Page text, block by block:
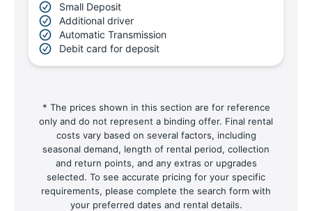
Small Deposit
Additional driver
Automatic Transmission
Debit card for deposit
* The prices shown in this section are for reference
only and do not represent a binding offer. Final rental
costs vary based on several factors, including
seasonal demand, length of rental period, collection
and return points, and any extras or upgrades
selected. To see accurate pricing for your specific
requirements, please complete the search form with
your preferred dates and rental details.